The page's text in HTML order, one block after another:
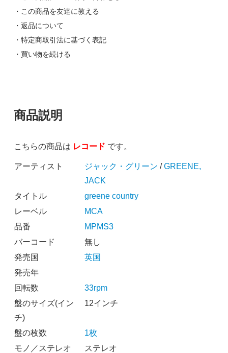
・この商品を友達に教える
・返品について
・特定商取引法に基づく表記
・買い物を続ける
商品説明
こちらの商品は レコード です。
アーティスト ジャック・グリーン /GREENE,
JACK
タイトル
greene country
レーベル
MCA
品番
MPMS3
バーコード
無し
発売国
英国
発売年
回転数
33rpm
盤のサイズ(イン
チ)
12インチ
盤の枚数
1枚
モノ／ステレオ
ステレオ